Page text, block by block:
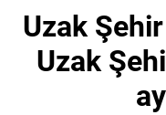
Uzak
Uzak